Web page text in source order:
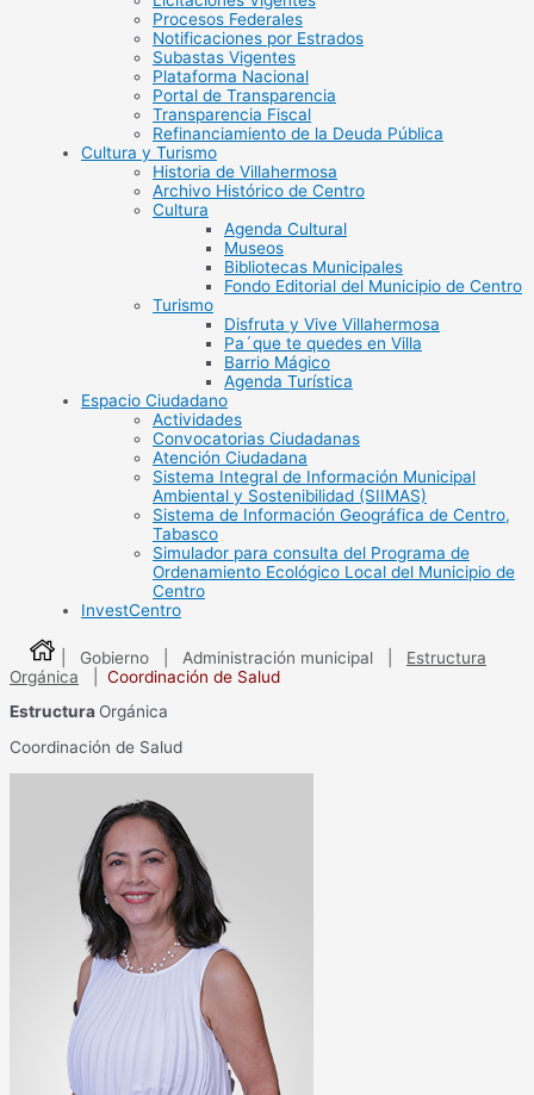
Procesos Federales
Notificaciones por Estrados
Subastas Vigentes
Plataforma Nacional
Portal de Transparencia
Transparencia Fiscal
Refinanciamiento de la Deuda Pública
Cultura y Turismo
Historia de Villahermosa
Archivo Histórico de Centro
Cultura
Agenda Cultural
Museos
Bibliotecas Municipales
Fondo Editorial del Municipio de Centro
Turismo
Disfruta y Vive Villahermosa
Pa´que te quedes en Villa
Barrio Mágico
Agenda Turística
Espacio Ciudadano
Actividades
Convocatorias Ciudadanas
Atención Ciudadana
Sistema Integral de Información Municipal
Ambiental y Sostenibilidad (SIIMAS)
Sistema de Información Geográfica de Centro,
Tabasco
Simulador para consulta del Programa de
Ordenamiento Ecológico Local del Municipio de
Centro
InvestCentro
| Gobierno | Administración municipal | Estructura
Orgánica
Coordinación de Salud
Estructura Orgánica
Coordinación de Salud